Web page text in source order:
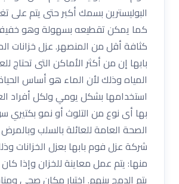
البوليسترين بسمك أكبر حتى يتم على
كما يمكن تقطيعه بسهولة وهو
كثافة أقل من المنصهر. عزل خزانات
بابها إن من أكثر الأماكن التى تحتاج
المياه وذلك لأن الماء هو أساس
استخدامها بشكل يومي ولكل أفراد
بها أى نوع من التلوث أو نمو
الصحة العامة للعائلة بالسلب
شركة عزل فوم بابها بعزل الخزانات
منها: يتم عمل معاينة للخزان وإذا
يتم الدمج بينهم. اختيار مكان صحي